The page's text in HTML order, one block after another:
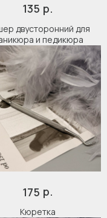
135 р.
двусторонний для
и педикюра
175 р.
Кюретка